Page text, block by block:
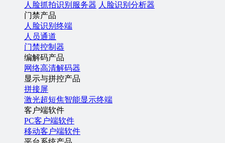
人脸抓拍识别服务器 人脸识别分析器
门禁产品
人脸识别终端
人员通道
门禁控制器
编解码产品
网络高清解码器
显示与拼控产品
拼接屏
激光超短焦智能显示终端
客户端软件
PC客户端软件
移动客户端软件